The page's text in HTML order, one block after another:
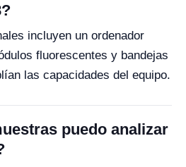
incluyen un ordenador
fluorescentes y bandejas
las capacidades del equipo.
puedo analizar